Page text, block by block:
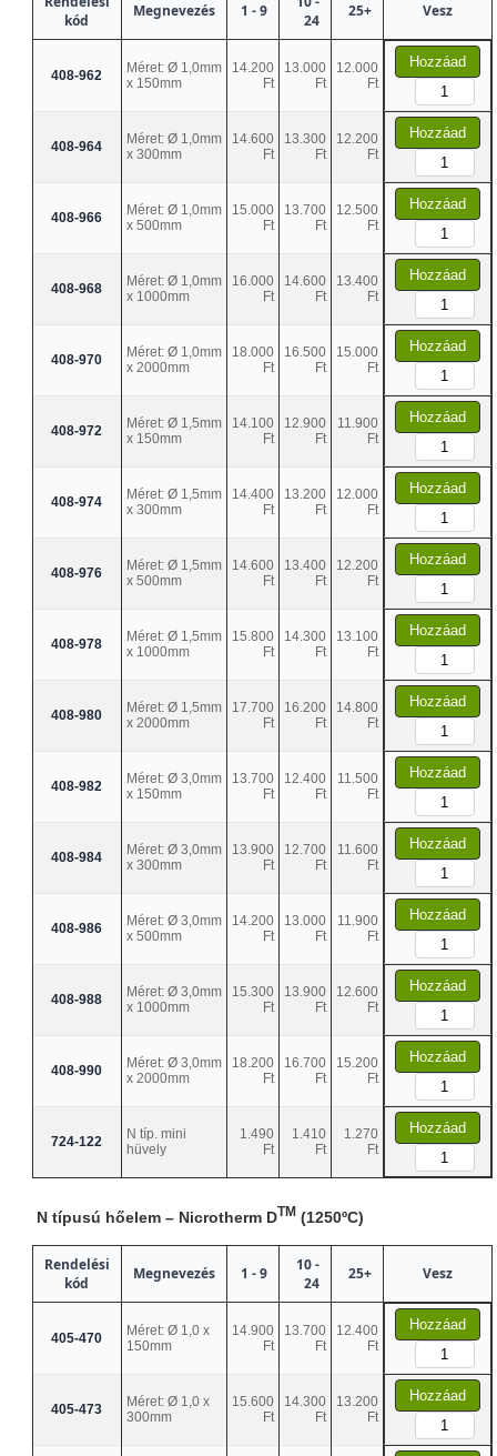
kód
Megnevezés 1 - 9
24
25+ Vesz
408-962
Méret: Ø 1,0mm
x 150mm
14.200
Ft
13.000
Ft
12.000
Ft
Hozzáad
408-964
Méret: Ø 1,0mm
x 300mm
14.600
Ft
13.300
Ft
12.200
Ft
Hozzáad
408-966
Méret: Ø 1,0mm
x 500mm
15.000
Ft
13.700
Ft
12.500
Ft
Hozzáad
408-968
Méret: Ø 1,0mm
x 1000mm
16.000
Ft
14.600
Ft
13.400
Ft
Hozzáad
408-970
Méret: Ø 1,0mm
x 2000mm
18.000
Ft
16.500
Ft
15.000
Ft
Hozzáad
408-972
Méret: Ø 1,5mm
x 150mm
14.100
Ft
12.900
Ft
11.900
Ft
Hozzáad
408-974
Méret: Ø 1,5mm
x 300mm
14.400
Ft
13.200
Ft
12.000
Ft
Hozzáad
408-976
Méret: Ø 1,5mm
x 500mm
14.600
Ft
13.400
Ft
12.200
Ft
Hozzáad
408-978
Méret: Ø 1,5mm
x 1000mm
15.800
Ft
14.300
Ft
13.100
Ft
Hozzáad
408-980
Méret: Ø 1,5mm
x 2000mm
17.700
Ft
16.200
Ft
14.800
Ft
Hozzáad
408-982
Méret: Ø 3,0mm
x 150mm
13.700
Ft
12.400
Ft
11.500
Ft
Hozzáad
408-984
Méret: Ø 3,0mm
x 300mm
13.900
Ft
12.700
Ft
11.600
Ft
Hozzáad
408-986
Méret: Ø 3,0mm
x 500mm
14.200
Ft
13.000
Ft
11.900
Ft
Hozzáad
408-988
Méret: Ø 3,0mm
x 1000mm
15.300
Ft
13.900
Ft
12.600
Ft
Hozzáad
408-990
Méret: Ø 3,0mm
x 2000mm
18.200
Ft
16.700
Ft
15.200
Ft
Hozzáad
724-122
N típ. mini
hüvely
1.490
Ft
1.410
Ft
1.270
Ft
Hozzáad
N típusú hőelem – Nicrotherm DTM(1250ºC)
Rendelési
kód
Megnevezés 1 - 9
10 -
24
25+ Vesz
405-470
Méret: Ø 1,0 x
150mm
14.900
Ft
13.700
Ft
12.400
Ft
Hozzáad
405-473
Méret: Ø 1,0 x
300mm
15.600
Ft
14.300
Ft
13.200
Ft
Hozzáad